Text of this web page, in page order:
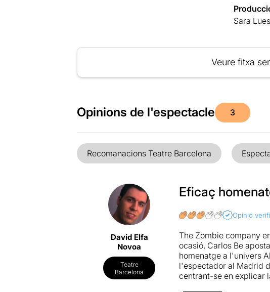
Sara
Veure fitxa
Opinions de l'espectacle 3
Recomanacions Teatre Barcelona
David Elfa
Novoa
Teatre
Barcelona
Eficaç
Opinió
The Zombie company
ocasió, Carlos Be
homenatge a l'univers
l'espectador al Madrid
centrant-se en explicar